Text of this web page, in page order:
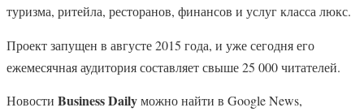
туризма, ритейла, ресторанов, финансов и услуг класса люкс.
Проект запущен в августе 2015 года, и уже сегодня его
ежемесячная аудитория составляет свыше 25 000 читателей.
Новости Business Dailyможно найти в Google News,